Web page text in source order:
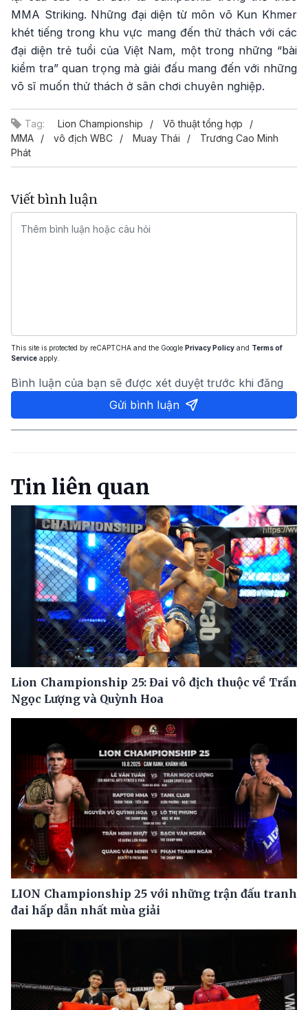
MMA Striking. Những đại diện từ môn võ Kun Khmer
khét tiếng trong khu vực mang đến thử thách với các
đại diện trẻ tuổi của Việt Nam, một trong những “bài
kiểm tra” quan trọng mà giải đấu mang đến với những
võ sĩ muốn thử thách ở sân chơi chuyên nghiệp.
Tag: Lion Championship
Võ thuật tổng hợp
MMA
vô địch WBC Muay Thái
Trương Cao Minh
Phát
Viết bình luận
This site is protected by reCAPTCHA and the Google Privacy Policy and Terms of
Service apply.
Bình luận của bạn sẽ được xét duyệt trước khi đăng
Gửi bình luận
Tin liên quan
Lion Championship 25: Đai vô địch thuộc về Trần
Ngọc Lượng và Quỳnh Hoa
LION Championship 25 với những trận đấu tranh
đai hấp dẫn nhất mùa giải